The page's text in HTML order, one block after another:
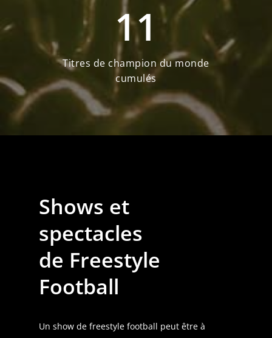
11
Titres de champion du monde
cumulés
Shows et
spectacles
de Freestyle
Football
Un show de freestyle football peut être à